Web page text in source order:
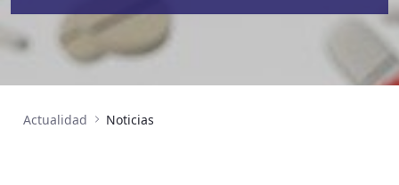
Actualidad Noticias